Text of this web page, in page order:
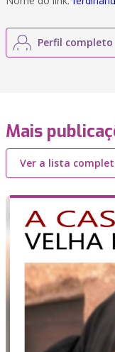
Perfil completo
Mais
Ver a lista